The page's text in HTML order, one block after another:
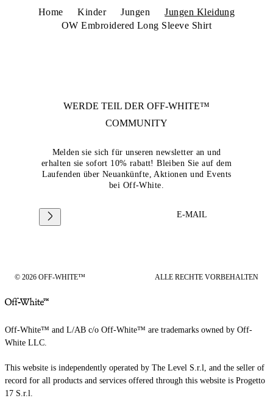
Home Kinder Jungen
Jungen Kleidung
OW Embroidered Long Sleeve Shirt
WERDE TEIL DER OFF-WHITE™
COMMUNITY
Melden sie sich für unseren newsletter an und
erhalten sie sofort 10% rabatt! Bleiben Sie auf dem
Laufenden über Neuankünfte, Aktionen und Events
bei Off-White.
E-MAIL
© 2026 OFF-WHITE™ ALLE RECHTE VORBEHALTEN
Off-White™ and L/AB c/o Off-White™ are trademarks owned by Off-
White LLC.
This website is independently operated by The Level S.r.l, and the seller of
record for all products and services offered through this website is Progetto
17 S.r.l.